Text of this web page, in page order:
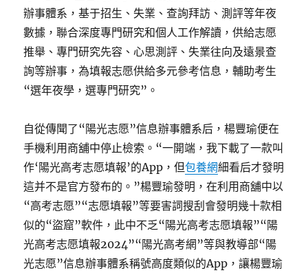
辦事體系，基于招生、失業、查詢拜訪、測評等年夜
數據，聯合深度專門研究和個人工作解讀，供給志愿
推舉、專門研究先容、心思測評、失業往向及遠景查
詢等辦事，為填報志愿供給多元參考信息，輔助考生
“選年夜學，選專門研究”。
自從傳聞了“陽光志愿”信息辦事體系后，楊豐瑜便在
手機利用商舖中停止檢索。“一開端，我下載了一款叫
作‘陽光高考志愿填報’的App，但包養網細看后才發明
這并不是官方發布的。”楊豐瑜發明，在利用商舖中以
“高考志愿”“志愿填報”等要害詞搜刮會發明幾十款相
似的“盜窟”軟件，此中不乏“陽光高考志愿填報”“陽
光高考志愿填報2024”“陽光高考網”等與教導部“陽
光志愿”信息辦事體系稱號高度類似的App，讓楊豐瑜